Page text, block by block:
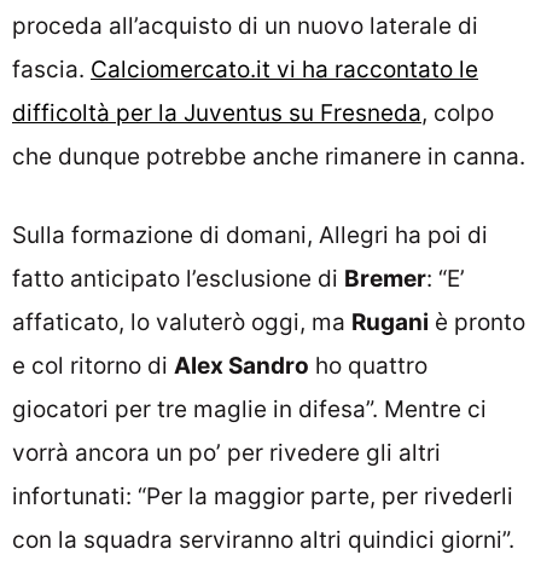
proceda all’acquisto di un nuovo laterale di
fascia. Calciomercato.it vi ha raccontato le
difficoltà per la Juventus su Fresneda, colpo
che dunque potrebbe anche rimanere in canna.
Sulla formazione di domani, Allegri ha poi di
fatto anticipato l’esclusione di Bremer: “E’
affaticato, lo valuterò oggi, ma Rugani è pronto
e col ritorno di Alex Sandro ho quattro
giocatori per tre maglie in difesa”. Mentre ci
vorrà ancora un po’ per rivedere gli altri
infortunati: “Per la maggior parte, per rivederli
con la squadra serviranno altri quindici giorni”.